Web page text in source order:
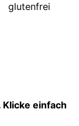
glutenfrei